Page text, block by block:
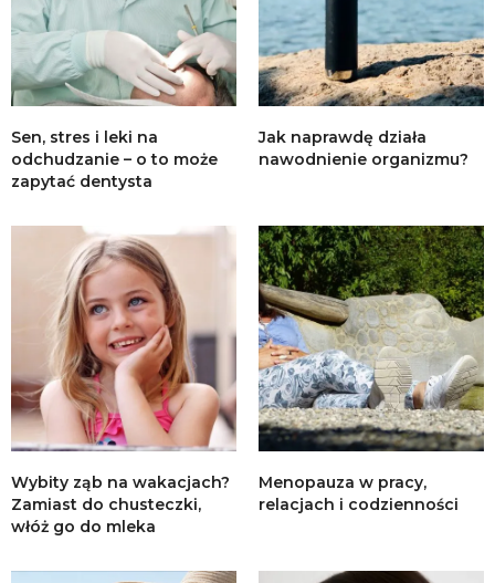
Sen, stres i leki na
odchudzanie – o to może
zapytać dentysta
Jak naprawdę działa
nawodnienie organizmu?
Wybity ząb na wakacjach?
Zamiast do chusteczki,
włóż go do mleka
Menopauza w pracy,
relacjach i codzienności